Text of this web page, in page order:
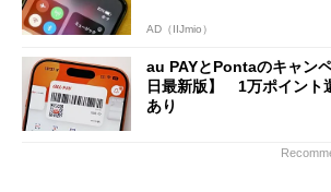
AD（IIJmio）
au PAYとPontaのキャン
日最新版】 1万ポイント
あり